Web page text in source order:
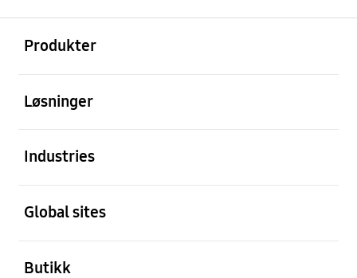
Produkter
Løsninger
Industries
Global sites
Butikk